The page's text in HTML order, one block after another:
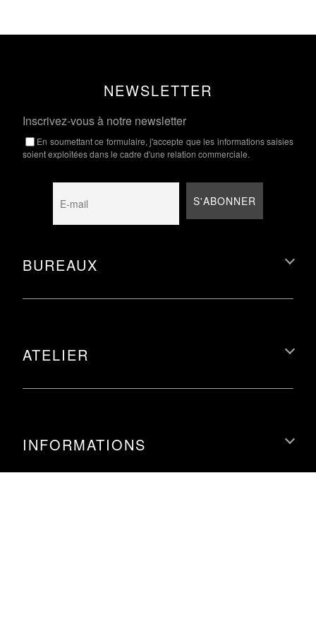
NEWSLETTER
Inscrivez-vous à notre newsletter
En soumettant ce formulaire, j'accepte que les informations saisies
soient exploitées dans le cadre d'une relation commerciale.
BUREAUX
ATELIER
INFORMATIONS